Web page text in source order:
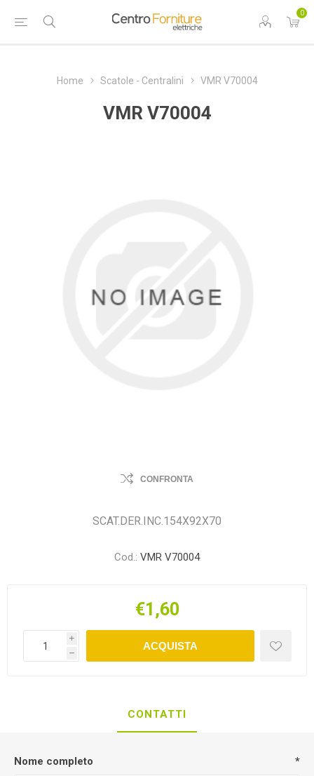
0
Home Scatole - Centralini VMR V70004
VMR V70004
CONFRONTA
SCAT.DER.INC.154X92X70
Cod.: VMR V70004
€1,60
i
h
ACQUISTA
CONTATTI
Nome completo *